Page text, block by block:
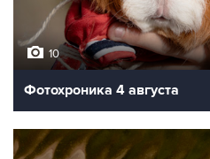
10
Фотохроника 4 августа